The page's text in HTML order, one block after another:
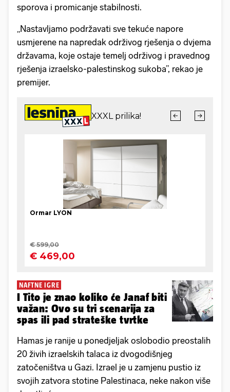
sporova i promicanje stabilnosti.
„Nastavljamo podržavati sve tekuće napore
usmjerene na napredak održivog rješenja o dvjema
državama, koje ostaje temelj održivog i pravednog
rješenja izraelsko-palestinskog sukoba”, rekao je
premijer.
NAFTNE IGRE
I Tito je znao koliko će Janaf biti
važan: Ovo su tri scenarija za
spas ili pad strateške tvrtke
Hamas je ranije u ponedjeljak oslobodio preostalih
20 živih izraelskih talaca iz dvogodišnjeg
zatočeništva u Gazi. Izrael je u zamjenu pustio iz
svojih zatvora stotine Palestinaca, neke nakon više